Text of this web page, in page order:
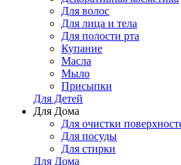
Для волос
Для лица и тела
Для полости рта
Купание
Масла
Мыло
Присыпки
Для Детей
Для Дома
Для очистки
Для посуды
Для стирки
Для Дома